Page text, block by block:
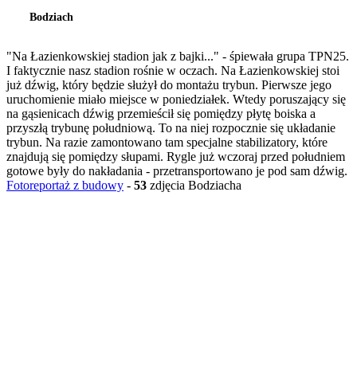
Bodziach
"Na Łazienkowskiej stadion jak z bajki..." - śpiewała grupa TPN25.
I faktycznie nasz stadion rośnie w oczach. Na Łazienkowskiej stoi
już dźwig, który będzie służył do montażu trybun. Pierwsze jego
uruchomienie miało miejsce w poniedziałek. Wtedy poruszający się
na gąsienicach dźwig przemieścił się pomiędzy płytę boiska a
przyszłą trybunę południową. To na niej rozpocznie się układanie
trybun. Na razie zamontowano tam specjalne stabilizatory, które
znajdują się pomiędzy słupami. Rygle już wczoraj przed południem
gotowe były do nakładania - przetransportowano je pod sam dźwig.
Fotoreportaż z budowy - 53 zdjęcia Bodziacha